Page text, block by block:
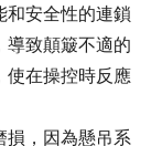
和安全性的連鎖
導致顛簸不適的
使在操控時反應
損，因為懸吊系